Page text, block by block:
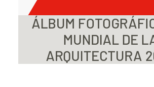
ÁLBUM
MUNDIAL DE
ARQUITECTURA